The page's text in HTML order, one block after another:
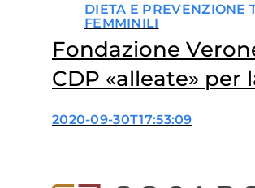
DIETA E PREVENZIONE
FEMMINILI
Fondazione
CDP «alleate» per
prevenzione
2020-09-30T17:53:09